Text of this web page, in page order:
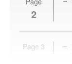
2
Page 3